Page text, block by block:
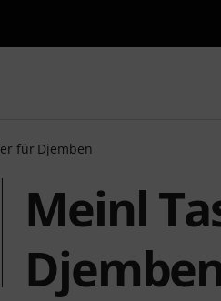
für Djemben
Meinl